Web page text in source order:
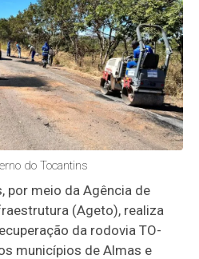
do Tocantins
por meio da Agência de
(Ageto), realiza
da rodovia TO-
municípios de Almas e